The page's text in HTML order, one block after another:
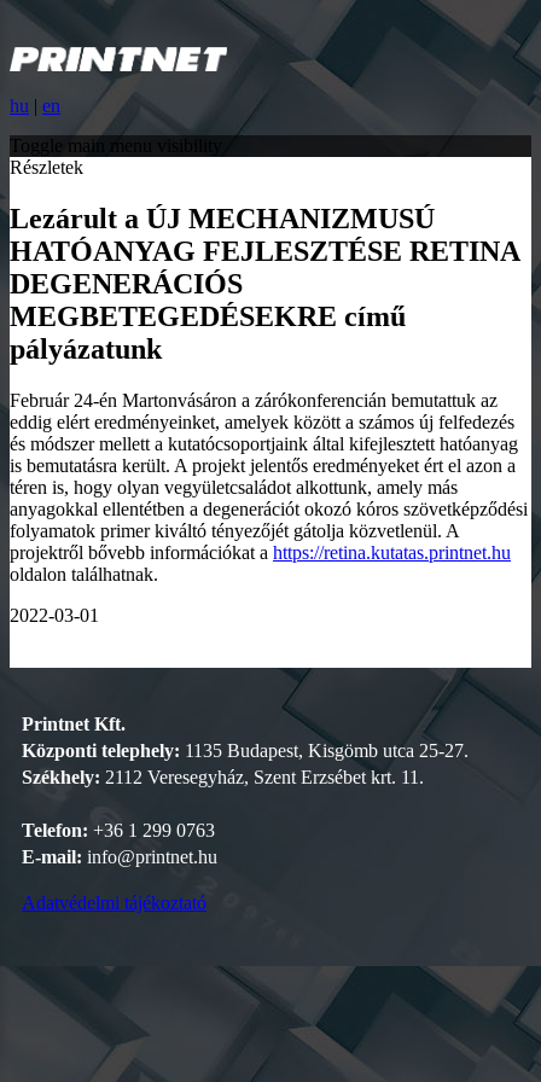
hu | en
Toggle main menu visibility
Részletek
Lezárult a ÚJ MECHANIZMUSÚ
HATÓANYAG FEJLESZTÉSE RETINA
DEGENERÁCIÓS
MEGBETEGEDÉSEKRE című
pályázatunk
Február 24-én Martonvásáron a zárókonferencián bemutattuk az
eddig elért eredményeinket, amelyek között a számos új felfedezés
és módszer mellett a kutatócsoportjaink által kifejlesztett hatóanyag
is bemutatásra került. A projekt jelentős eredményeket ért el azon a
téren is, hogy olyan vegyületcsaládot alkottunk, amely más
anyagokkal ellentétben a degenerációt okozó kóros szövetképződési
folyamatok primer kiváltó tényezőjét gátolja közvetlenül. A
projektről bővebb információkat a https://retina.kutatas.printnet.hu
oldalon találhatnak.
2022-03-01
Printnet Kft.
Központi telephely: 1135 Budapest, Kisgömb utca 25-27.
Székhely: 2112 Veresegyház, Szent Erzsébet krt. 11.
Telefon: +36 1 299 0763
E-mail: info@printnet.hu
Adatvédelmi tájékoztató